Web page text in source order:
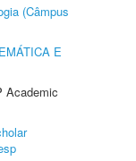
(Câmpus
E
Academic